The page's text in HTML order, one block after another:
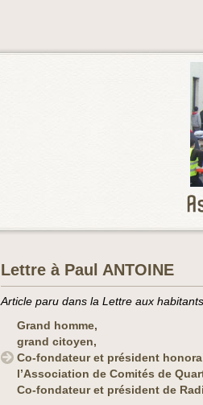
Lettre à Paul ANTOINE
Article paru dans la Lettre aux
Grand homme,
grand citoyen,
Co-fondateur et président
l’Association de Comités de
Co-fondateur et président de